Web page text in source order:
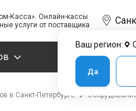
Касса». Онлайн-кассы
услуги от поставщика
Ваш регион:
Да
Услуги
в Санкт-Петербурге